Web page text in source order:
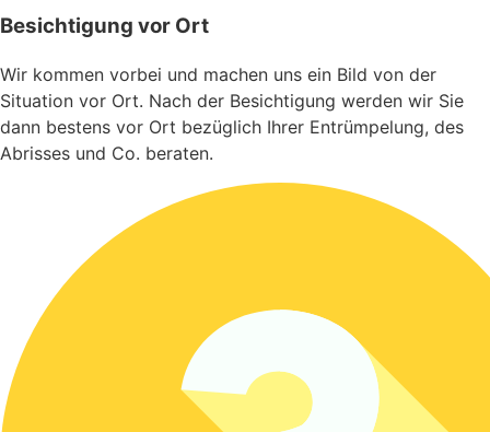
Besichtigung vor Ort
Wir kommen vorbei und machen uns ein Bild von der
Situation vor Ort. Nach der Besichtigung werden wir Sie
dann bestens vor Ort bezüglich Ihrer Entrümpelung, des
Abrisses und Co. beraten.